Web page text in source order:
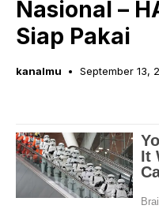
Nasional –
Siap Pakai
kanalmu September 13,